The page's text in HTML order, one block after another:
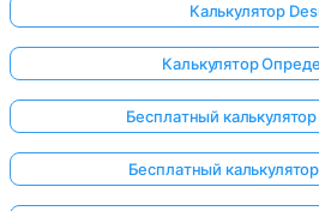
Войдите
здесь!
Калькулятор
Калькулятор
Бесплатный
Бесплатный